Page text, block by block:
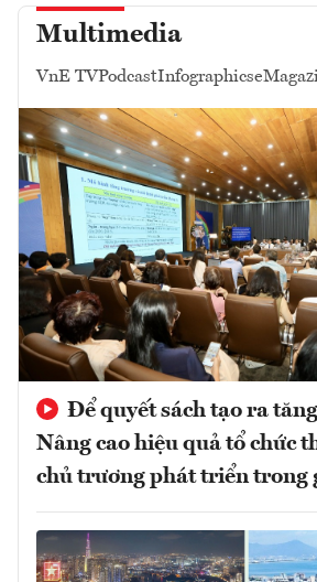
Multimedia
VnE TVPodcastInfographics
Để quyết sách tạo ra
Nâng cao hiệu quả tổ chức
chủ trương phát triển trong